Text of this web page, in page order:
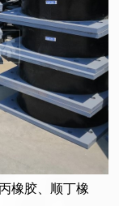
橡胶、顺丁橡